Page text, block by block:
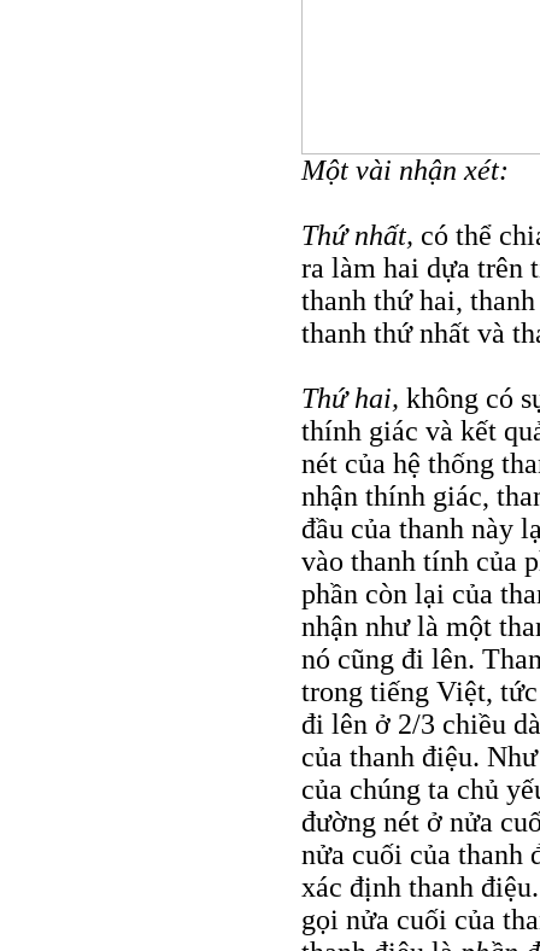
Một vài nhận xét:
Thứ nhất, có thể
ra làm hai dựa trên
thanh thứ hai,
thanh thứ nhất và
Thứ hai, không có
thính giác và kết
nét của hệ thống
nhận thính giác,
đầu của thanh này
vào thanh tính của
phần còn lại của
nhận như là một
nó cũng đi lên.
trong tiếng Việt,
đi lên ở 2/3 chiều
của thanh điệu.
của chúng ta chủ
đường nét ở nửa
nửa cuối của thanh
xác định thanh
gọi nửa cuối của